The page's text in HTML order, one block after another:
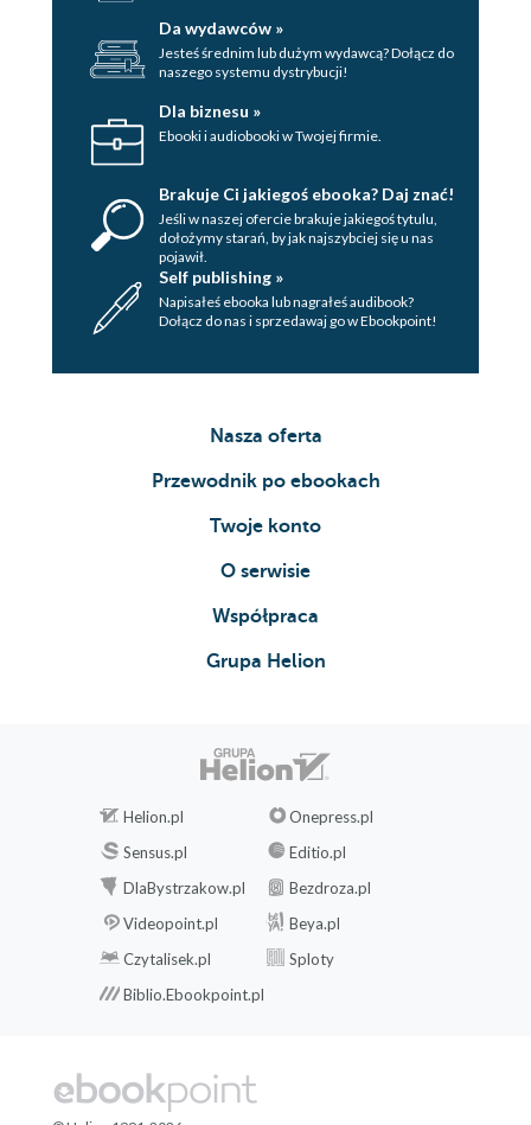
Da wydawców »
Jesteś średnim lub dużym wydawcą? Dołącz do
naszego systemu dystrybucji!
Dla biznesu »
Ebooki i audiobooki w Twojej firmie.
Brakuje Ci jakiegoś ebooka? Daj znać!
Jeśli w naszej ofercie brakuje jakiegoś tytulu,
dołożymy starań, by jak najszybciej się u nas
pojawił.
Self publishing »
Napisałeś ebooka lub nagrałeś audibook?
Dołącz do nas i sprzedawaj go w Ebookpoint!
Nasza oferta
Przewodnik po ebookach
Twoje konto
O serwisie
Współpraca
Grupa Helion
Helion.pl
Onepress.pl
Sensus.pl
Editio.pl
DlaBystrzakow.pl
Bezdroza.pl
Videopoint.pl
Beya.pl
Czytalisek.pl
Sploty
Biblio.Ebookpoint.pl